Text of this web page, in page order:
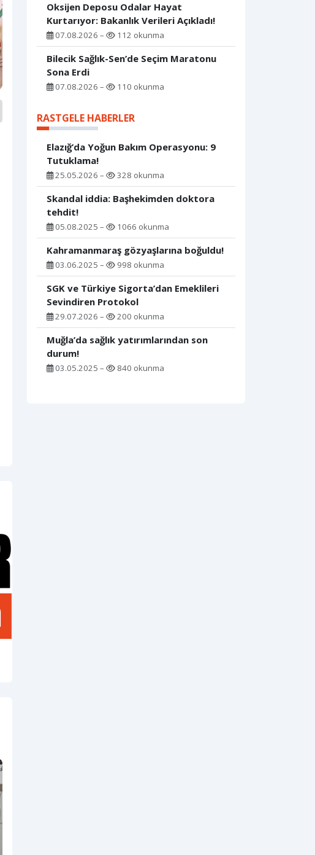
Oksijen Deposu Odalar Hayat
Kurtarıyor: Bakanlık Verileri Açıkladı!
07.08.2026 – 112 okunma
Bilecik Sağlık-Sen’de Seçim Maratonu
Sona Erdi
07.08.2026 – 110 okunma
RASTGELE HABERLER
Elazığ’da Yoğun Bakım Operasyonu: 9
Tutuklama!
25.05.2026 – 328 okunma
Skandal iddia: Başhekimden doktora
tehdit!
05.08.2025 – 1066 okunma
Kahramanmaraş gözyaşlarına boğuldu!
03.06.2025 – 998 okunma
SGK ve Türkiye Sigorta’dan Emeklileri
Sevindiren Protokol
29.07.2026 – 200 okunma
Muğla’da sağlık yatırımlarından son
durum!
03.05.2025 – 840 okunma